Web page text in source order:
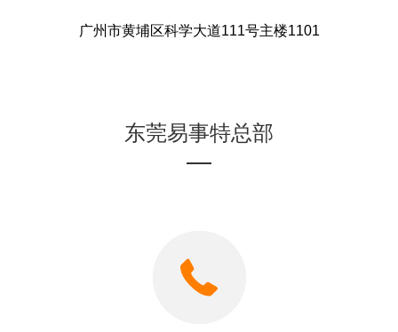
广州市黄埔区科学大道111号主楼1101
东莞易事特总部